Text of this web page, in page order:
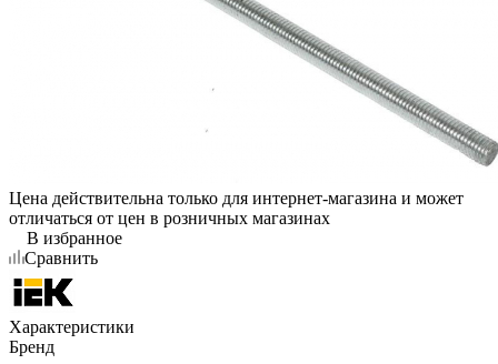
Цена действительна только для интернет-магазина и может
отличаться от цен в розничных магазинах
В избранное
Сравнить
Характеристики
Бренд